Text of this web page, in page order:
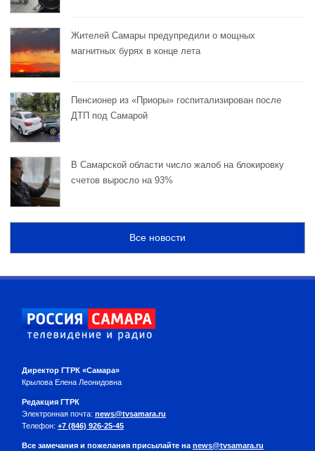
Жителей Самары предупредили о мощных
магнитных бурях в конце лета
Пенсионер из «Приоры» госпитализирован после
ДТП под Самарой
В Самарской области число жалоб на блокировку
счетов выросло на 93%
Все новости
Директор ГТРК «Самара»
Крылова Елена Леонидовна
Редакция ГТРК
Электронная почта: news@tvsamara.ru
Телефон: +7 (846) 926-25-45
Все замечания и пожелания присылайте на news@tvsamara.ru